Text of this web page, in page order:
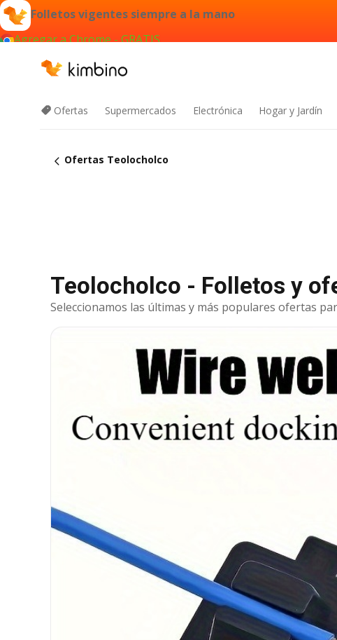
Folletos vigentes siempre a la mano
Agregar a Chrome - GRATIS
Ofertas Supermercados Electrónica Hogar y Jardín
Ofertas Teolocholco
Teolocholco - Folletos y
Seleccionamos las últimas y más populares ofertas